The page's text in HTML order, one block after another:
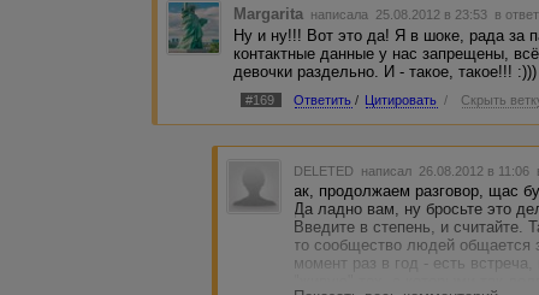
Margarita написала 25.08.2012 в 23:53 в
Ну и ну!!! Вот это да! Я в шоке, рада за
контактные данные у нас запрещены,
девочки раздельно. И - такое, такое!!! :)))
#169 Ответить / Цитировать / Скрыть
DELETED написал 26.08.2012 в 11:06
ак, продолжаем разговор, щас
Да ладно вам, ну бросьте это
Введите в степень, и считайте.
то сообщество людей общается
момент раз в год - есть